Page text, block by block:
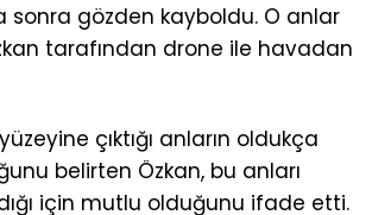
sonra gözden kayboldu. O anlar
tarafından drone ile havadan
çıktığı anların oldukça
belirten Özkan, bu anları
için mutlu olduğunu ifade etti.